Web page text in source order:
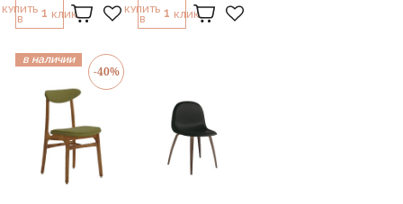
КУПИТЬ
В
1 КЛИК
КУПИТЬ
В
1 КЛИК
в наличии
-40%